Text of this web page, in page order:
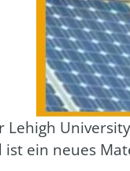
Lehigh
ein neu­es